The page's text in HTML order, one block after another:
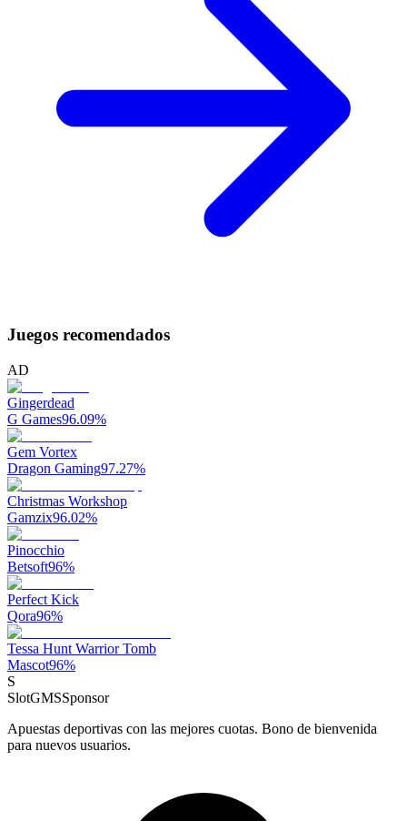
Juegos recomendados
AD
Gingerdead
G Games96.09%
Gem Vortex
Dragon Gaming97.27%
Christmas Workshop
Gamzix96.02%
Pinocchio
Betsoft96%
Perfect Kick
Qora96%
Tessa Hunt Warrior Tomb
Mascot96%
S
SlotGMSSponsor
Apuestas deportivas con las mejores cuotas. Bono de bienvenida
para nuevos usuarios.